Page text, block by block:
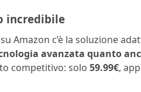
incredibile
Amazon c’è la soluzione
avanzata quanto
competitivo: solo 59.99€,